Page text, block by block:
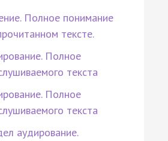
Полное понимание
тексте.
Полное
текста
Полное
текста
аудирование.